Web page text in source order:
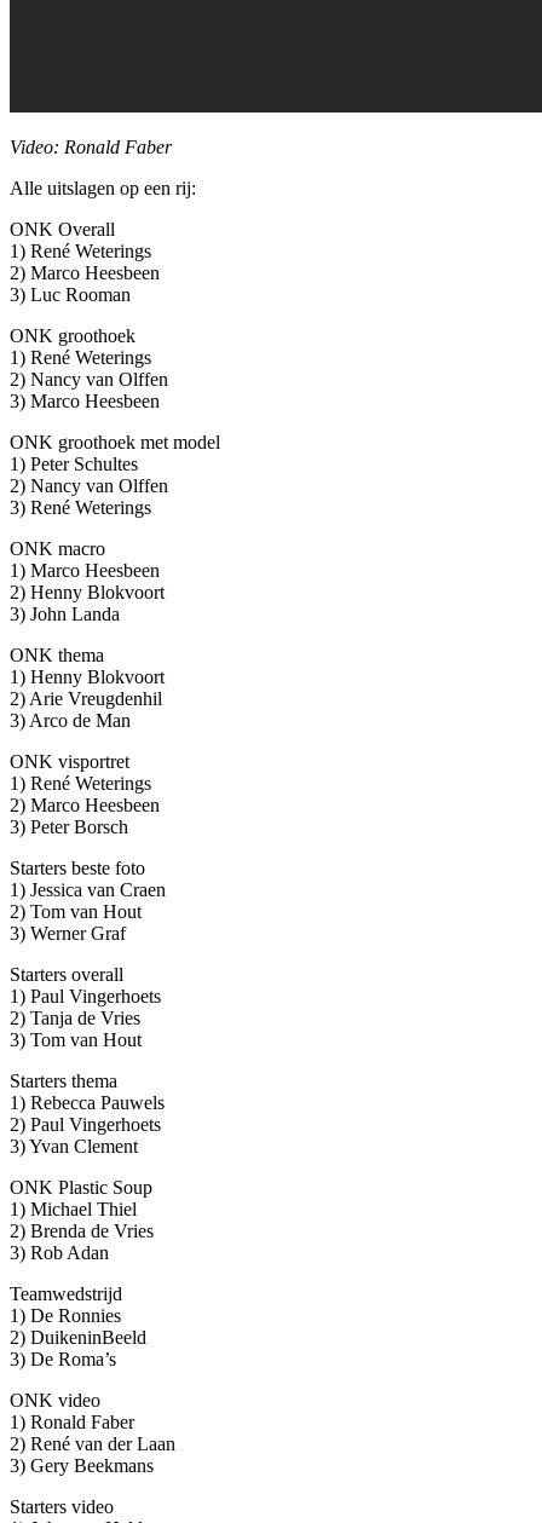
Video: Ronald Faber
Alle uitslagen op een rij:
ONK Overall
1) René Weterings
2) Marco Heesbeen
3) Luc Rooman
ONK groothoek
1) René Weterings
2) Nancy van Olffen
3) Marco Heesbeen
ONK groothoek met model
1) Peter Schultes
2) Nancy van Olffen
3) René Weterings
ONK macro
1) Marco Heesbeen
2) Henny Blokvoort
3) John Landa
ONK thema
1) Henny Blokvoort
2) Arie Vreugdenhil
3) Arco de Man
ONK visportret
1) René Weterings
2) Marco Heesbeen
3) Peter Borsch
Starters beste foto
1) Jessica van Craen
2) Tom van Hout
3) Werner Graf
Starters overall
1) Paul Vingerhoets
2) Tanja de Vries
3) Tom van Hout
Starters thema
1) Rebecca Pauwels
2) Paul Vingerhoets
3) Yvan Clement
ONK Plastic Soup
1) Michael Thiel
2) Brenda de Vries
3) Rob Adan
Teamwedstrijd
1) De Ronnies
2) DuikeninBeeld
3) De Roma’s
ONK video
1) Ronald Faber
2) René van der Laan
3) Gery Beekmans
Starters video